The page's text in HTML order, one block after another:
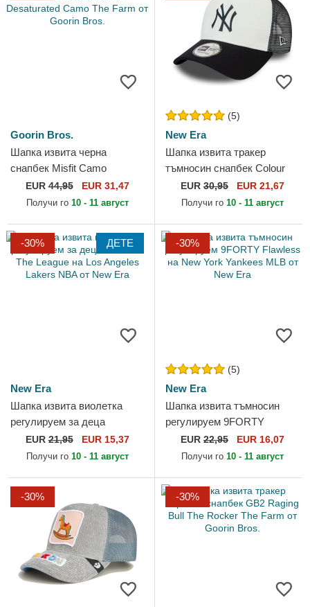
Goorin Bros.
Шапка извита черна
снапбек Misfit Camo
Desaturated Camo The Farm
от Goorin Bros.
EUR44,95 EUR 31,47
Получи го 10 - 11 август
(5)
New Era
Шапка извита тракер
тъмносин снапбек Colour
Block A Frame на New York
Yankees MLB от New Era
EUR 30,95 EUR 21,67
Получи го 10 - 11 август
-30% ДЕТЕ
New Era
Шапка извита виолетка
регулируем за деца
9FORTY The League на Los
Angeles Lakers NBA от New
EUR21,95 EUR 15,37
Получи го 10 - 11 август
-30%
(5)
New Era
Шапка извита тъмносин
регулируем 9FORTY
Flawless на New York
Yankees MLB от New Era
EUR 22,95 EUR 16,07
Получи го 10 - 11 август
-30% -30%